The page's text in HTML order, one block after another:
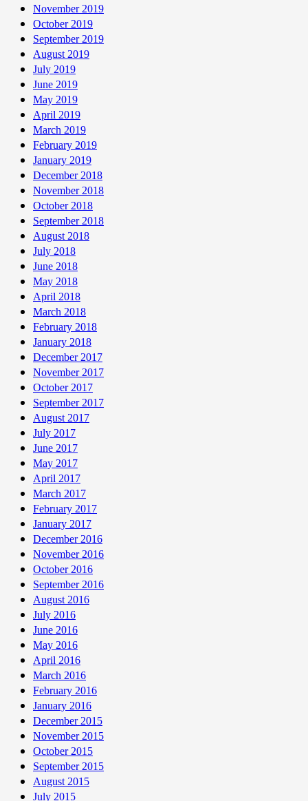
November 2019
October 2019
September 2019
August 2019
July 2019
June 2019
May 2019
April 2019
March 2019
February 2019
January 2019
December 2018
November 2018
October 2018
September 2018
August 2018
July 2018
June 2018
May 2018
April 2018
March 2018
February 2018
January 2018
December 2017
November 2017
October 2017
September 2017
August 2017
July 2017
June 2017
May 2017
April 2017
March 2017
February 2017
January 2017
December 2016
November 2016
October 2016
September 2016
August 2016
July 2016
June 2016
May 2016
April 2016
March 2016
February 2016
January 2016
December 2015
November 2015
October 2015
September 2015
August 2015
July 2015